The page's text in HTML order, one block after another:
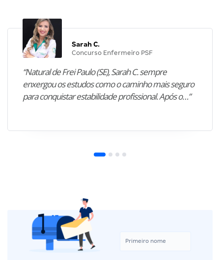
Sarah C.
Concurso Enfermeiro PSF
“Natural de Frei Paulo (SE), Sarah C. sempre
enxergou os estudos como o caminho mais seguro
para conquistar estabilidade profissional. Após o…”